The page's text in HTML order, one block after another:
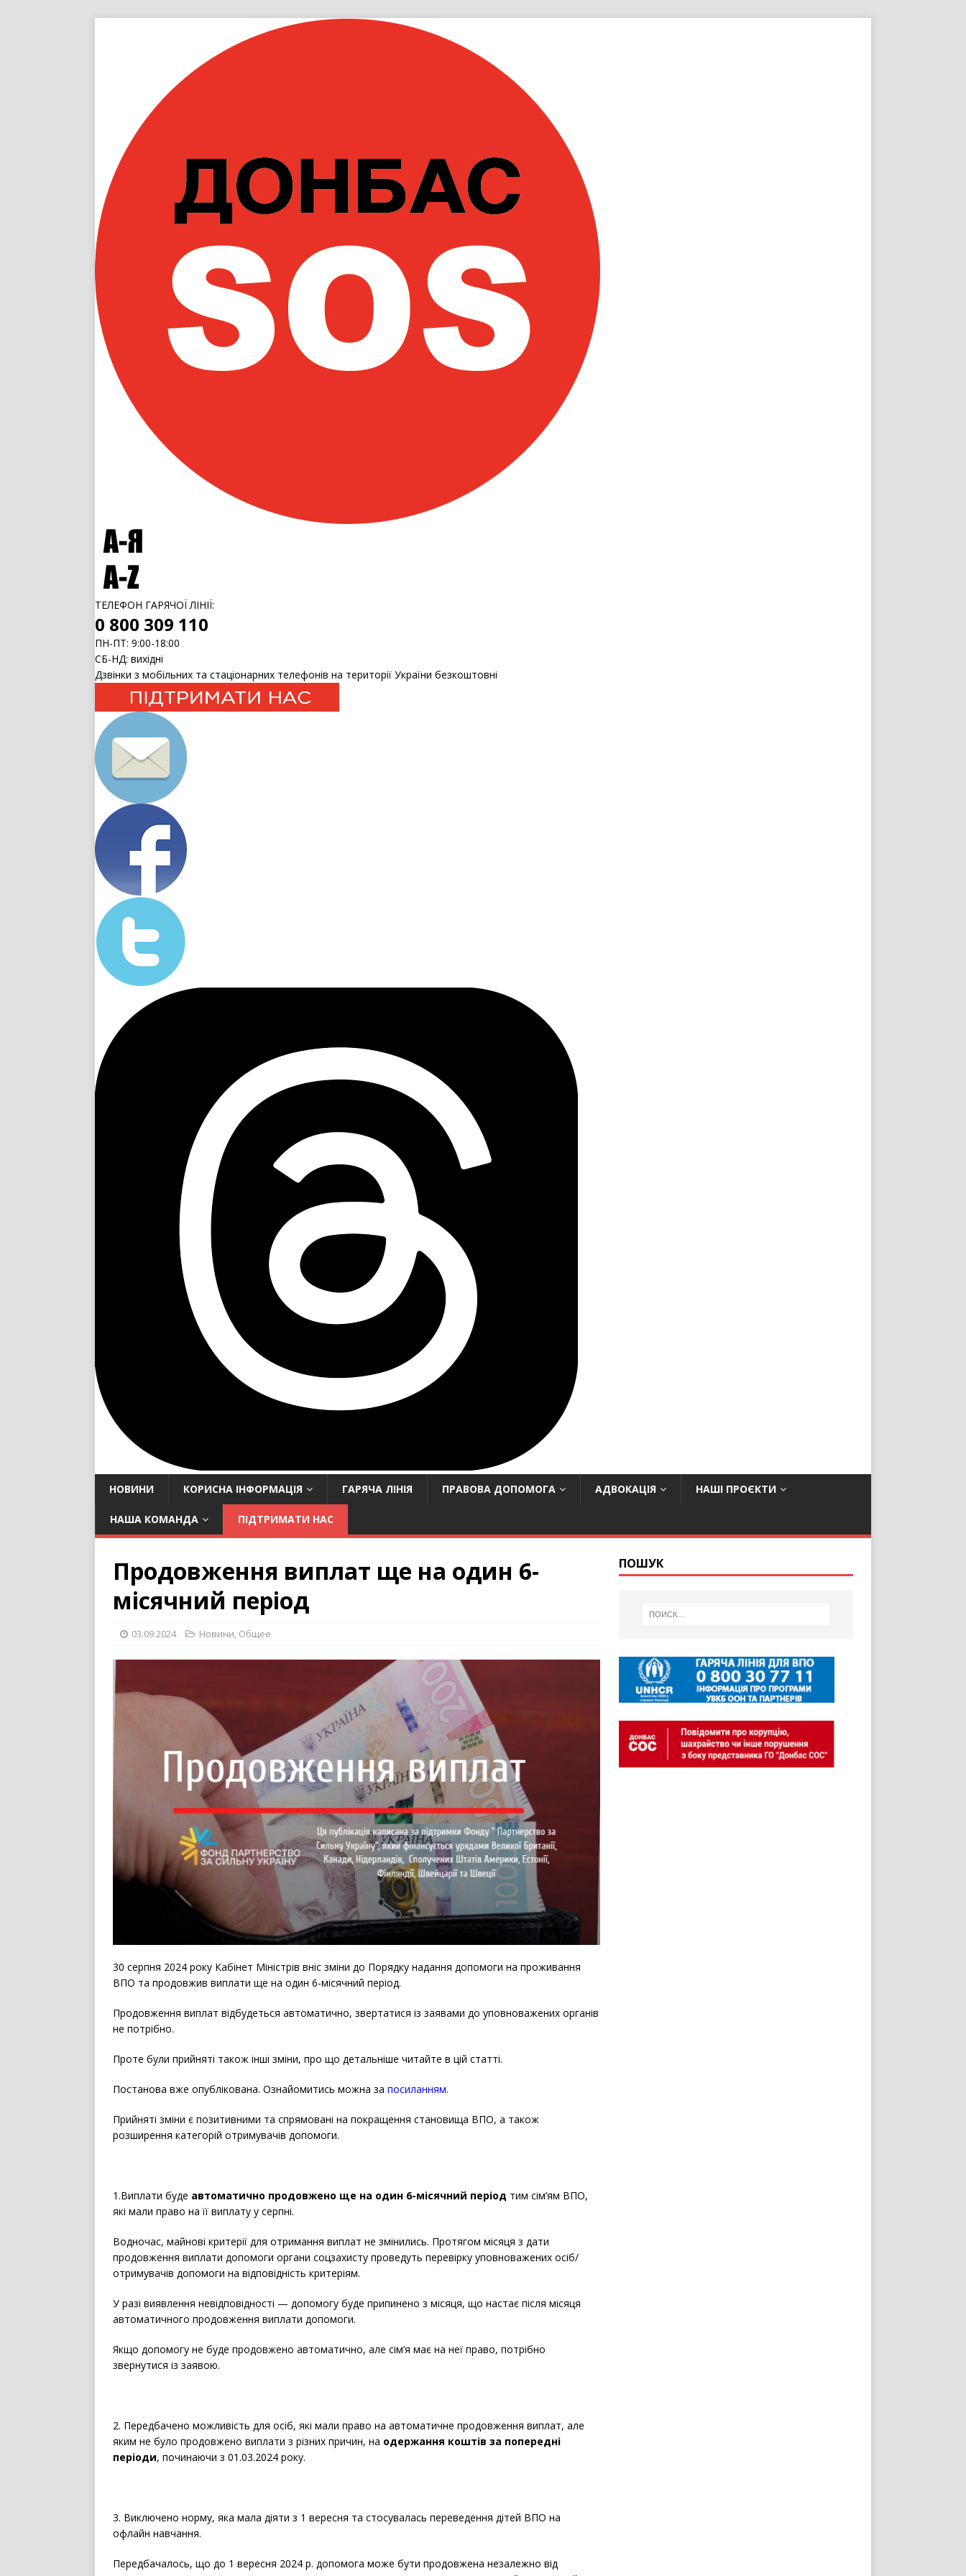
ТЕЛЕФОН ГАРЯЧОЇ ЛІНІЇ:
0 800 309 110
ПН-ПТ: 9:00-18:00
СБ-НД: вихідні
Дзвінки з мобільних та стаціонарних телефонів на території України безкоштовні
НОВИНИ КОРИСНА ІНФОРМАЦІЯ ГАРЯЧА ЛІНІЯ ПРАВОВА ДОПОМОГА АДВОКАЦІЯ НАШІ ПРОЄКТИ
НАША КОМАНДА ПІДТРИМАТИ НАС
Продовження виплат ще на один 6-
місячний період
03.09.2024 Новини, Общее
30 серпня 2024 року Кабінет Міністрів вніс зміни до Порядку надання допомоги на проживання
ВПО та продовжив виплати ще на один 6-місячний період.
Продовження виплат відбудеться автоматично, звертатися із заявами до уповноважених органів
не потрібно.
Проте були прийняті також інші зміни, про що детальніше читайте в цій статті.
Постанова вже опублікована. Ознайомитись можна за посиланням.
Прийняті зміни є позитивними та спрямовані на покращення становища ВПО, а також
розширення категорій отримувачів допомоги.
1.Виплати буде автоматично продовжено ще на один 6-місячний період тим сім’ям ВПО,
які мали право на її виплату у серпні.
Водночас, майнові критерії для отримання виплат не змінились. Протягом місяця з дати
продовження виплати допомоги органи соцзахисту проведуть перевірку уповноважених осіб/
отримувачів допомоги на відповідність критеріям.
У разі виявлення невідповідності — допомогу буде припинено з місяця, що настає після місяця
автоматичного продовження виплати допомоги.
Якщо допомогу не буде продовжено автоматично, але сім’я має на неї право, потрібно
звернутися із заявою.
2. Передбачено можливість для осіб, які мали право на автоматичне продовження виплат, але
яким не було продовжено виплати з різних причин, на одержання коштів за попередні
періоди, починаючи з 01.03.2024 року.
3. Виключено норму, яка мала діяти з 1 вересня та стосувалась переведення дітей ВПО на
офлайн навчання.
Передбачалось, що до 1 вересня 2024 р. допомога може бути продовжена незалежно від
ПОШУК